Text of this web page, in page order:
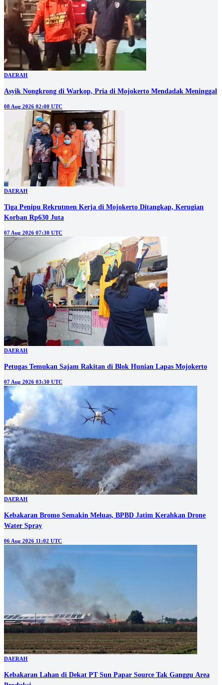
DAERAH
Asyik Nongkrong di Warkop, Pria di Mojokerto Mendadak Meninggal
08 Aug 2026 02:00 UTC
DAERAH
Tiga Penipu Rekrutmen Kerja di Mojokerto Ditangkap, Kerugian
Korban Rp630 Juta
07 Aug 2026 07:30 UTC
DAERAH
Petugas Temukan Sajam Rakitan di Blok Hunian Lapas Mojokerto
07 Aug 2026 03:30 UTC
DAERAH
Kebakaran Bromo Semakin Meluas, BPBD Jatim Kerahkan Drone
Water Spray
06 Aug 2026 11:02 UTC
DAERAH
Kebakaran Lahan di Dekat PT Sun Papar Source Tak Ganggu Area